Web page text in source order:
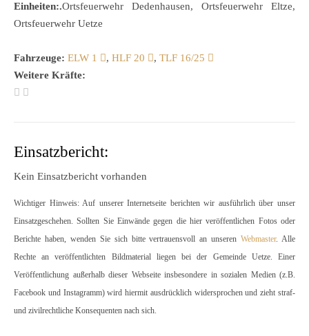
Einheiten:.Ortsfeuerwehr Dedenhausen, Ortsfeuerwehr Eltze,
Ortsfeuerwehr Uetze
Fahrzeuge: ELW 1 , HLF 20 , TLF 16/25
Weitere Kräfte:
Einsatzbericht:
Kein Einsatzbericht vorhanden
Wichtiger Hinweis: Auf unserer Internetseite berichten wir ausführlich über unser
Einsatzgeschehen. Sollten Sie Einwände gegen die hier veröffentlichen Fotos oder
Berichte haben, wenden Sie sich bitte vertrauensvoll an unserenWebmaster. Alle
Rechte an veröffentlichten Bildmaterial liegen bei der Gemeinde Uetze. Einer
Veröffentlichung außerhalb dieser Webseite insbesondere in sozialen Medien (z.B.
Facebook und Instagramm) wird hiermit ausdrücklich widersprochen und zieht straf-
und zivilrechtliche Konsequenten nach sich.